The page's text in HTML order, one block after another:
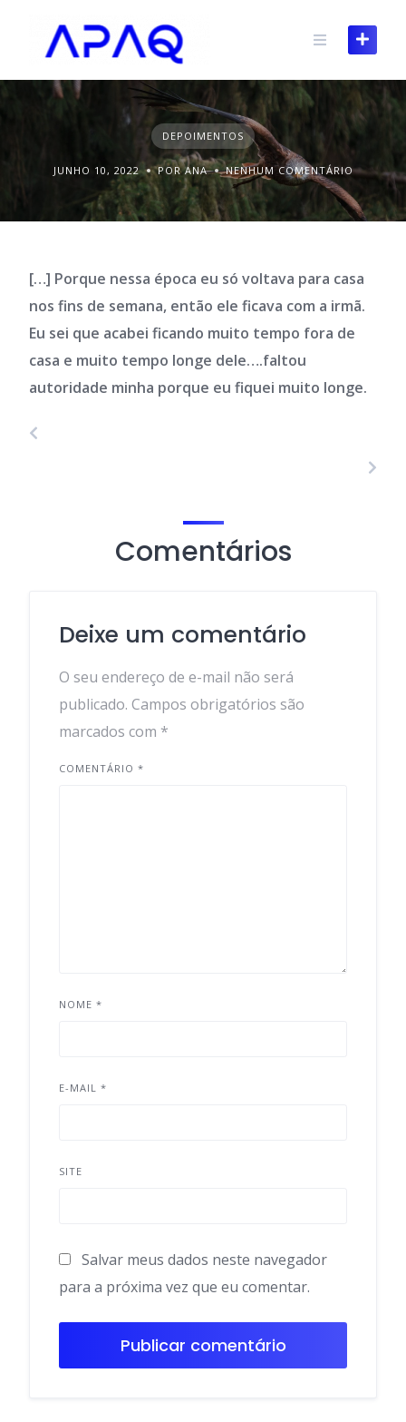
content
DEPOIMENTOS
JUNHO 10, 2022 POR ANA NENHUM COMENTÁRIO
[…] Porque nessa época eu só voltava para casa
nos fins de semana, então ele ficava com a irmã.
Eu sei que acabei ficando muito tempo fora de
casa e muito tempo longe dele….faltou
autoridade minha porque eu fiquei muito longe.
Comentários
Deixe um comentário
O seu endereço de e-mail não será
publicado. Campos obrigatórios são
marcados com *
COMENTÁRIO *
NOME *
E-MAIL *
SITE
Salvar meus dados neste navegador
para a próxima vez que eu comentar.